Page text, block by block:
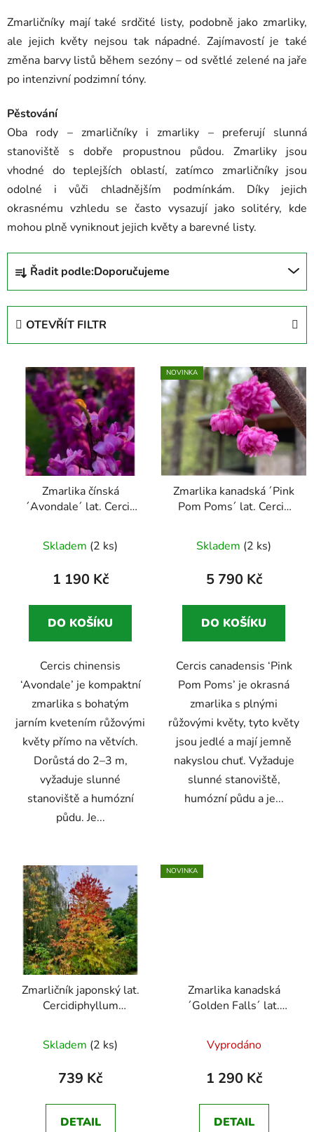
Zmarličníky mají také srdčité listy, podobně jako zmarliky,
ale jejich květy nejsou tak nápadné. Zajímavostí je také
změna barvy listů během sezóny – od světlé zelené na jaře
po intenzivní podzimní tóny.
Pěstování
Oba rody – zmarličníky i zmarliky – preferují slunná
stanoviště s dobře propustnou půdou. Zmarliky jsou
vhodné do teplejších oblastí, zatímco zmarličníky jsou
odolné i vůči chladnějším podmínkám. Díky jejich
okrasnému vzhledu se často vysazují jako solitéry, kde
mohou plně vyniknout jejich květy a barevné listy.
Ř
z
Řadit podle:Doporučujeme
OTEVŘÍT FILTR
Zmarlika čínská
´Avondale´ lat. Cercis
zmarlika s bohatým
růžovým kvetením
Skladem (2 ks)
1 190 Kč
DO KOŠÍKU
Cercis chinensis
‘Avondale’ je kompaktní
zmarlika s bohatým
jarním kvetením růžovými
květy přímo na větvích.
Dorůstá do 2–3 m,
vyžaduje slunné
stanoviště a humózní
půdu. Je...
NOVINKA
Zmarlika kanadská ´Pink
Pom Poms´ lat. Cercis
strom s jedlými květy
hodnocení
produktu
5,0
z
hvězdiček.
Skladem (2 ks)
5 790 Kč
DO KOŠÍKU
Cercis canadensis ‘Pink
Pom Poms’ je okrasná
zmarlika s plnými
růžovými květy, tyto květy
jsou jedlé a mají jemně
nakyslou chuť. Vyžaduje
slunné stanoviště,
humózní půdu a je...
Zmarličník japonský lat.
Cercidiphyllum
hodnocení
produktu
5,0
z
Skladem (2 ks)
739 Kč
DETAIL
NOVINKA
Zmarlika kanadská
´Golden Falls´ lat.
převislá, zlatolistá,
růžově kvetoucí,
Vyprodáno
1 290 Kč
DETAIL